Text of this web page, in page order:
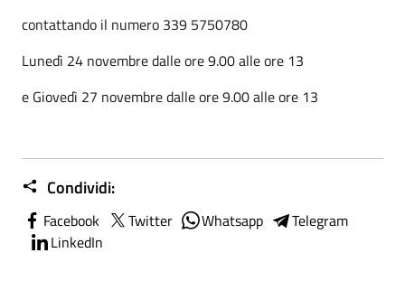
contattando il numero 339 5750780
Lunedì 24 novembre dalle ore 9.00 alle ore 13
e Giovedì 27 novembre dalle ore 9.00 alle ore 13
Condividi:
Facebook Twitter Whatsapp
Telegram
LinkedIn